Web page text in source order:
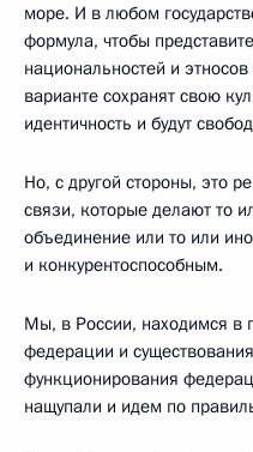
море. И в любом
формула, чтобы
национальностей и
варианте сохранят свою
идентичность и будут
Но, с другой стороны, это
связи, которые делают то
объединение или то или
и конкурентоспособным.
Мы, в России, находимся в
федерации и
функционирования
нащупали и идем по